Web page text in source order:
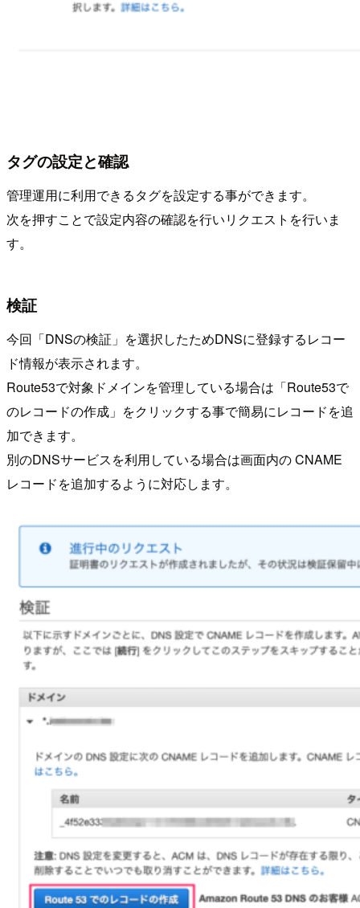
タグの設定と確認
管理運用に利用できるタグを設定する事ができます。
次を押すことで設定内容の確認を行いリクエストを行いま
す。
検証
今回「DNSの検証」を選択したためDNSに登録するレコー
ド情報が表示されます。
Route53で対象ドメインを管理している場合は「Route53で
のレコードの作成」をクリックする事で簡易にレコードを追
加できます。
別のDNSサービスを利用している場合は画面内の CNAME
レコードを追加するように対応します。